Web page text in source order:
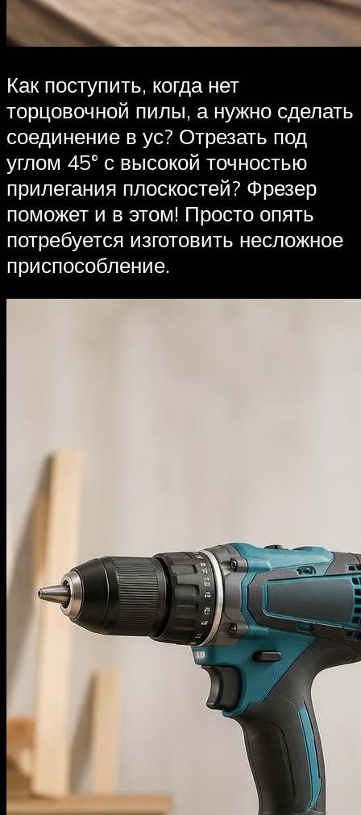
Как поступить, когда нет
торцовочной пилы, а нужно сделать
соединение в ус? Отрезать под
углом 45° с высокой точностью
прилегания плоскостей? Фрезер
поможет и в этом! Просто опять
потребуется изготовить несложное
приспособление.